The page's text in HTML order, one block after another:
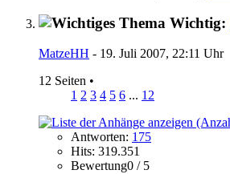
Wichtig:
MatzeHH - 19. Juli 2007, 22:11 Uhr
12 Seiten •
1 2 3 4 5 6 ... 12
Antworten: 175
Hits: 319.351
Bewertung0 / 5